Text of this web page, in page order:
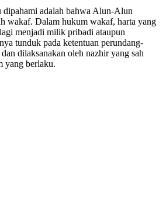
dipahami adalah bahwa Alun-Alun
wakaf. Dalam hukum wakaf, harta yang
menjadi milik pribadi ataupun
tunduk pada ketentuan perundang-
dilaksanakan oleh nazhir yang sah
yang berlaku.